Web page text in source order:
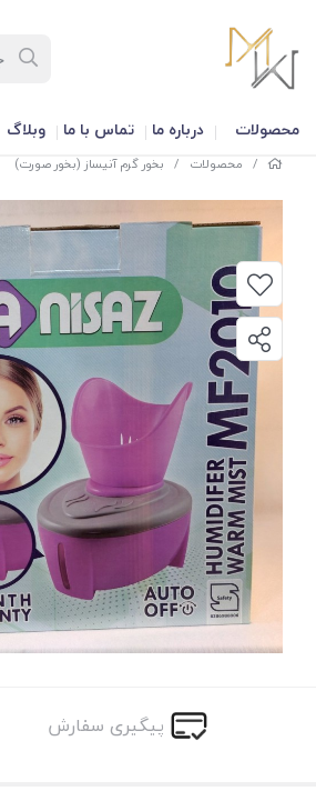
محصولات درباره ما تماس با ما وبلاگ
/ محصولات / بخور گرم آنیساز (بخور صورت)
پیگیری سفارش